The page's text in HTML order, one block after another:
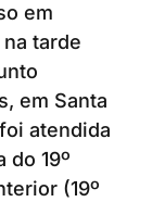
em
tarde
em Santa
atendida
do 19º
(19º